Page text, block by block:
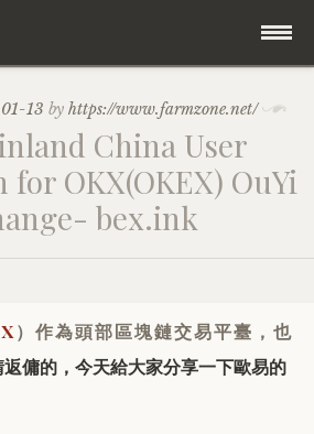
13 byhttps://www.farmzone.net/
China User
OKX(OKEX) OuYi
bex.ink
）作為頭部區塊鏈交易平臺，也
傭的，今天給大家分享一下歐易的